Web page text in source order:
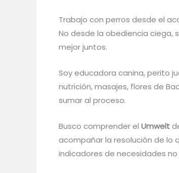
Trabajo con perros desde el
No desde la obediencia
mejor juntos.
Soy educadora canina, perito
nutrición, masajes, flores de
sumar al proceso.
Busco comprender el Umwelt
acompañar la resolución de lo
indicadores de necesidades